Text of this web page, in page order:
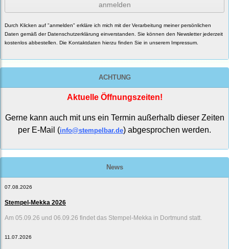
anmelden
Durch Klicken auf "anmelden" erkläre ich mich mit der Verarbeitung meiner persönlichen
Daten gemäß derDatenschutzerklärung einverstanden. Sie können den Newsletter jederzeit
kostenlos abbestellen. Die Kontaktdaten hierzu finden Sie in unserem Impressum.
ACHTUNG
Aktuelle Öffnungszeiten!
Gerne kann auch mit uns ein Termin außerhalb dieser Zeiten
per E-Mail (info@stempelbar.de) abgesprochen werden.
News
07.08.2026
Stempel-Mekka 2026
Am 05.09.26 und 06.09.26 findet das Stempel-Mekka in Dortmund statt.
11.07.2026